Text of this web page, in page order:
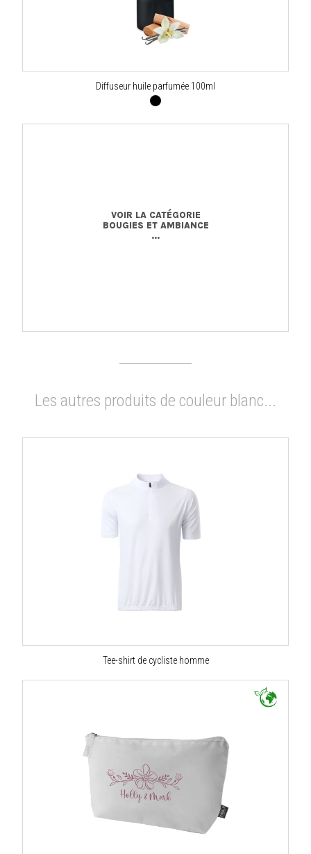
Diffuseur huile parfumée 100ml
VOIR LA CATÉGORIE
BOUGIES ET AMBIANCE
...
Les autres produits de couleur blanc...
Tee-shirt de cycliste homme